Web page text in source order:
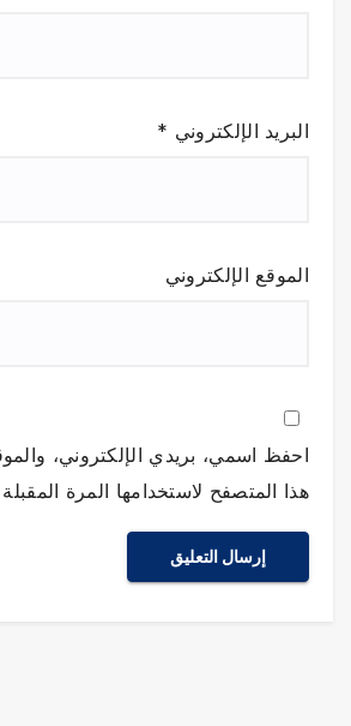
البريد الإلكتروني *
الموقع الإلكتروني
احفظ اسمي، بريدي الإلكتروني،
هذا المتصفح لاستخدامها المرة